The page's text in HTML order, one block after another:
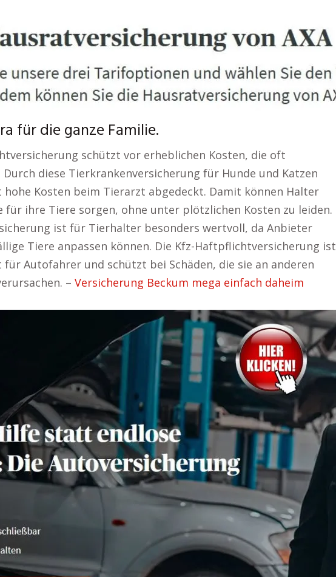
für die ganze Familie.
schützt vor erheblichen Kosten, die oft
diese Tierkrankenversicherung für Hunde und Katzen
Kosten beim Tierarzt abgedeckt. Damit können Halter
für ihre Tiere sorgen, ohne unter plötzlichen Kosten zu leiden.
ist für Tierhalter besonders wertvoll, da Anbieter
Tiere anpassen können. Die Kfz-Haftpflichtversicherung ist
für Autofahrer und schützt bei Schäden, die sie an anderen
– Versicherung Beckum mega einfach daheim